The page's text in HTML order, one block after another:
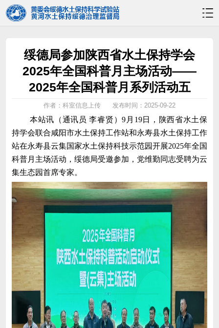
绥德局参加陕西省水土保持学会
2025年全国科普月主场活动——
2025年全国科普月系列活动五
作者：科室信息上传 发布时间：2025-09-22
本站讯（通讯员 李睿贤）9月19日，陕西省水土保
持学会联合咸阳市水土保持工作站和永寿县水土保持工作
站在永寿县云集国家水土保持科技示范园开展2025年全国
科普月主场活动，绥德局受邀参加，党维勤同志受聘为云
集生态园首席专家。